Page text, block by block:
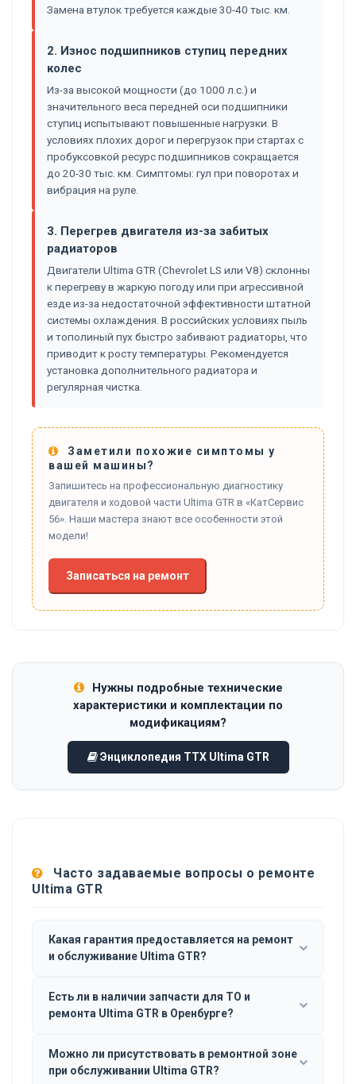
Замена втулок требуется каждые 30-40 тыс. км.
2. Износ подшипников ступиц передних
колес
Из-за высокой мощности (до 1000 л.с.) и
значительного веса передней оси подшипники
ступиц испытывают повышенные нагрузки. В
условиях плохих дорог и перегрузок при стартах с
пробуксовкой ресурс подшипников сокращается
до 20-30 тыс. км. Симптомы: гул при поворотах и
вибрация на руле.
3. Перегрев двигателя из-за забитых
радиаторов
Двигатели Ultima GTR (Chevrolet LS или V8) склонны
к перегреву в жаркую погоду или при агрессивной
езде из-за недостаточной эффективности штатной
системы охлаждения. В российских условиях пыль
и тополиный пух быстро забивают радиаторы, что
приводит к росту температуры. Рекомендуется
установка дополнительного радиатора и
регулярная чистка.
Заметили похожие симптомы у
вашей машины?
Запишитесь на профессиональную диагностику
двигателя и ходовой части Ultima GTR в «КатСервис
56». Наши мастера знают все особенности этой
модели!
Записаться на ремонт
Нужны подробные технические
характеристики и комплектации по
модификациям?
Энциклопедия ТТХ Ultima GTR
Часто задаваемые вопросы о ремонте
Ultima GTR
Какая гарантия предоставляется на ремонт
и обслуживание Ultima GTR?
Есть ли в наличии запчасти для ТО и
ремонта Ultima GTR в Оренбурге?
Можно ли присутствовать в ремонтной зоне
при обслуживании Ultima GTR?